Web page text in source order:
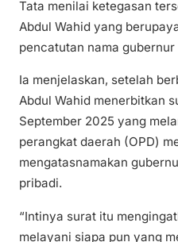
Tata menilai ketegasan
Abdul Wahid yang
pencatutan nama
Ia menjelaskan, setelah
Abdul Wahid menerbitkan
September 2025 yang
perangkat daerah (OPD)
mengatasnamakan
pribadi.
“Intinya surat itu
melayani siapa pun yang